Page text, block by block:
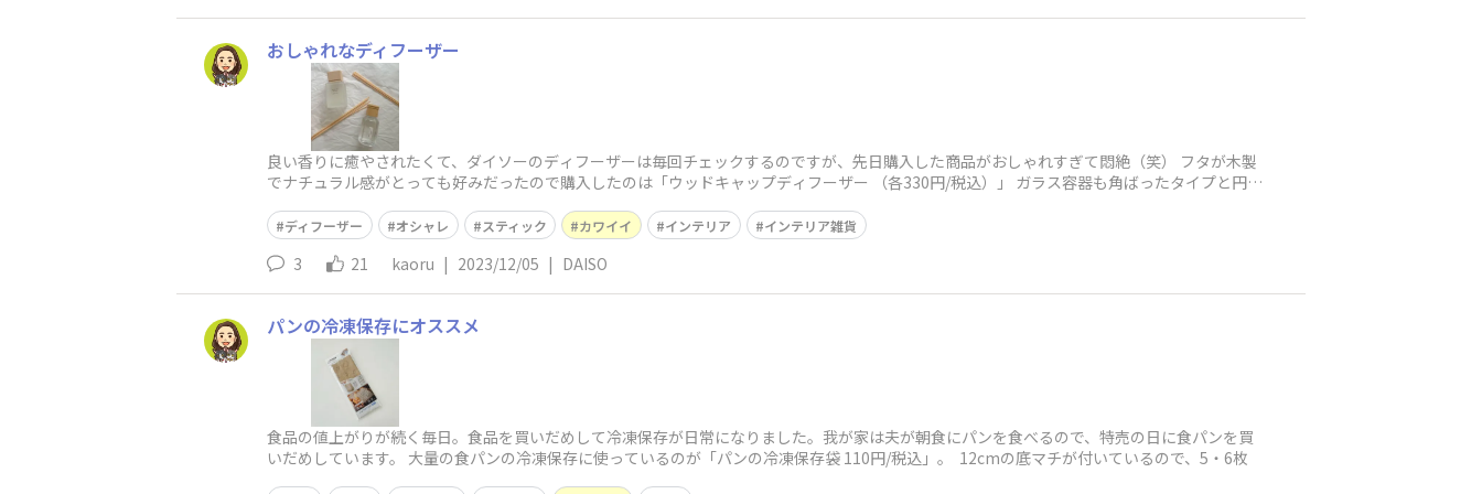
おしゃれなディフーザー
良い香りに癒やされたくて、ダイソーのディフーザーは毎回チェックするのですが、先日購入した商品がおしゃれすぎて悶絶（笑） フタが木製
でナチュラル感がとっても好みだったので購入したのは「ウッドキャップディフーザー （各330円/税込）」 ガラス容器も角ばったタイプと円柱
ディフーザー オシャレ スティック カワイイ インテリア インテリア雑貨
3 21 kaoru | 2023/12/05 | DAISO
パンの冷凍保存にオススメ
食品の値上がりが続く毎日。食品を買いだめして冷凍保存が日常になりました。我が家は夫が朝食にパンを食べるので、特売の日に食パンを買
いだめしています。 大量の食パンの冷凍保存に使っているのが「パンの冷凍保存袋 110円/税込」。 12cmの底マチが付いているので、5・6枚